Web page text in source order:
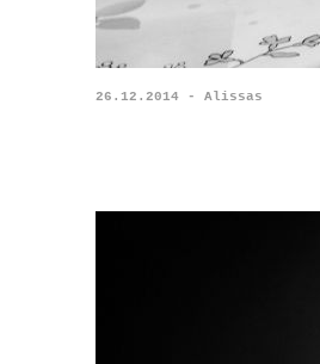
26.12.2014 - Alissas